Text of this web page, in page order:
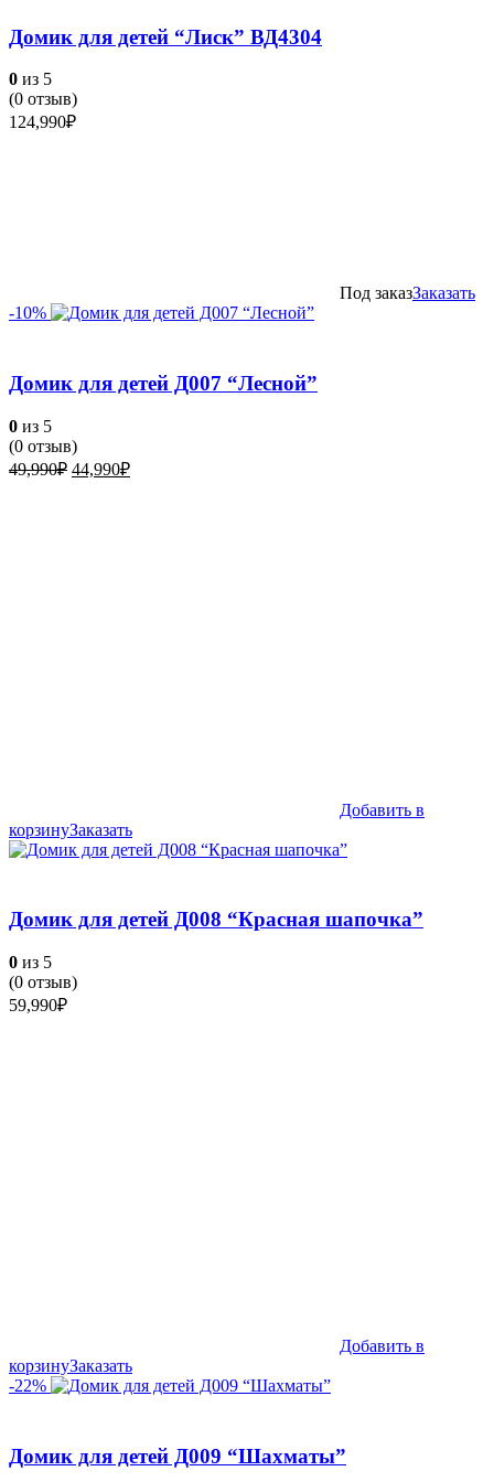
Домик для детей “Лиск” ВД4304
0 из 5
(0 отзыв)
124,990₽
Под заказЗаказать
-10%
Домик для детей Д007 “Лесной”
0 из 5
(0 отзыв)
49,990₽ Первоначальная
44,990₽Текущая
Добавить в
корзинуЗаказать
Домик для детей Д008 “Красная шапочка”
0 из 5
(0 отзыв)
59,990₽
Добавить в
корзинуЗаказать
-22%
Домик для детей Д009 “Шахматы”